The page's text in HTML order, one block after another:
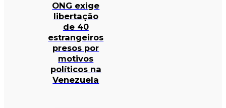
ONG exige
libertação
de 40
estrangeiros
presos por
motivos
políticos na
Venezuela